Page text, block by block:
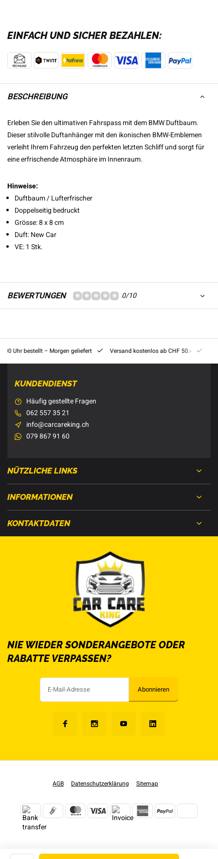
EINFACH UND SICHER BEZAHLEN:
BESCHREIBUNG
Erleben Sie den ultimativen Fahrspass mit dem BMW Duftbaum.
Dieser stilvolle Duftanhänger mit den ikonischen BMW-Emblemen
verleiht Ihrem Fahrzeug den perfekten letzten Schliff und sorgt für
eine erfrischende Atmosphäre im Innenraum.
Hinweise:
Duftbaum / Lufterfrischer
Doppelseitig bedruckt
Grösse: 8 x 8 cm
Duft: New Car
VE: 1 Stk.
BEWERTUNGEN 0/10
Uhr bestellt – Morgen geliefert Versand kostenlos ab CHF 50.-
KUNDENDIENST
Häufig gestellte Fragen
062 557 35 21
info@carcareking.ch
079 867 91 60
NÜTZLICHE LINKS
INFORMATIONEN
KONTAKTDATEN
NIE WIEDER SONDERANGEBOTE ODER
RABATTE VERPASSEN?
Abonnieren
AGB Datenschutzerklärung Sitemap